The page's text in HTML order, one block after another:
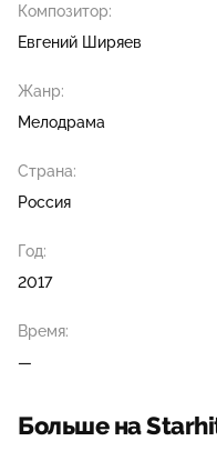
Композитор:
Евгений Ширяев
Жанр:
Мелодрама
Страна:
Россия
Год:
2017
Время:
—
Больше на